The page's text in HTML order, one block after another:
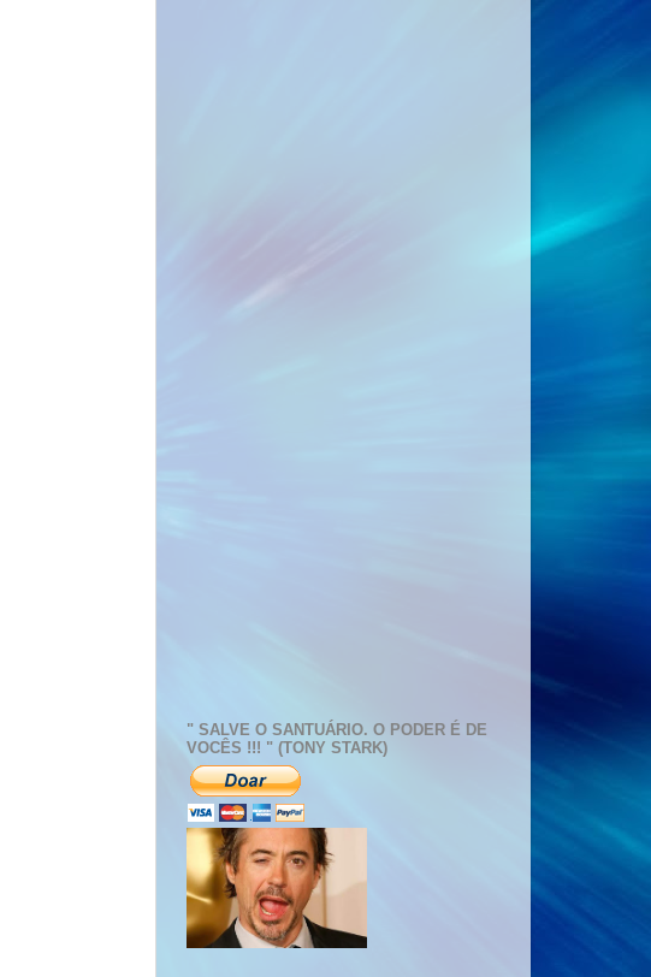
" SALVE O SANTUÁRIO. O PODER É DE
VOCÊS !!! " (TONY STARK)